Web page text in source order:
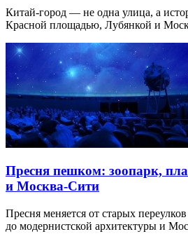
Китай-город — не одна улица, а
Красной площадью, Лубянкой и
Пресня пешком: зоопарк,
и Москва-Сити
Пресня меняется от старых
до модернистской архитектуры и